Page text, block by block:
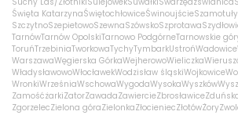
Święta KatarzynaŚwiętochłowiceŚwinoujścieSzamotuły
SzczytnoSzepietowoSzewnaSzówskoSzprotawa
TarnówTarnów OpolskiTarnowo PodgórneTarnowskie
ToruńTrzebiniaTworkowaTychyTymbarkUstrońWadowice
WarszawaWęgierska GórkaWejherowoWieliczka
WładysławowoWłocławekWodzisław śląskiWojkowice
WronkiWrześniaWschowaWygodaWysokaWyszków
ZamośćżarkiZatorZawadaZawiercieZbrosławice
ZgorzelecZielona góraZielonkaZłocieniecZłotówŻory